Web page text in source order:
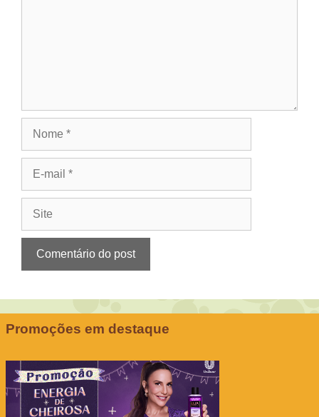
Promoções em destaque